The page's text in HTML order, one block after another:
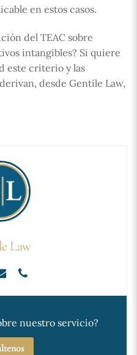
en estos casos.
del TEAC sobre
intangibles? Si quiere
este criterio y las
desde Gentile Law,
Law
nuestro servicio?